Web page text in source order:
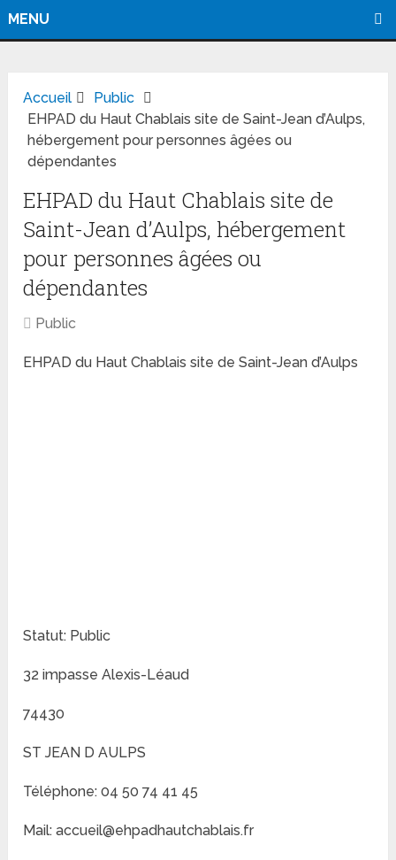
MENU
Accueil
Public
EHPAD du Haut Chablais site de Saint-Jean d’Aulps,
hébergement pour personnes âgées ou
dépendantes
EHPAD du Haut Chablais site de
Saint-Jean d’Aulps, hébergement
pour personnes âgées ou
dépendantes
Public
EHPAD du Haut Chablais site de Saint-Jean d’Aulps
Statut: Public
32 impasse Alexis-Léaud
74430
ST JEAN D AULPS
Téléphone: 04 50 74 41 45
Mail: accueil@ehpadhautchablais.fr